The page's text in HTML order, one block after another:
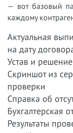
— вот базовый
каждому
Актуальная
на дату
Устав и
Скриншот из
проверки
Справка об
Бухгалтерская
Результаты